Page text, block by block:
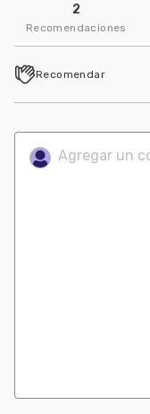
2
Recomendaciones
Recomendar